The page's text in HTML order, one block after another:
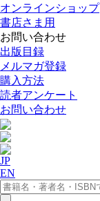
オンラインショップ
書店さま用
お問い合わせ
出版目録
メルマガ登録
購入方法
読者アンケート
お問い合わせ
JP
EN